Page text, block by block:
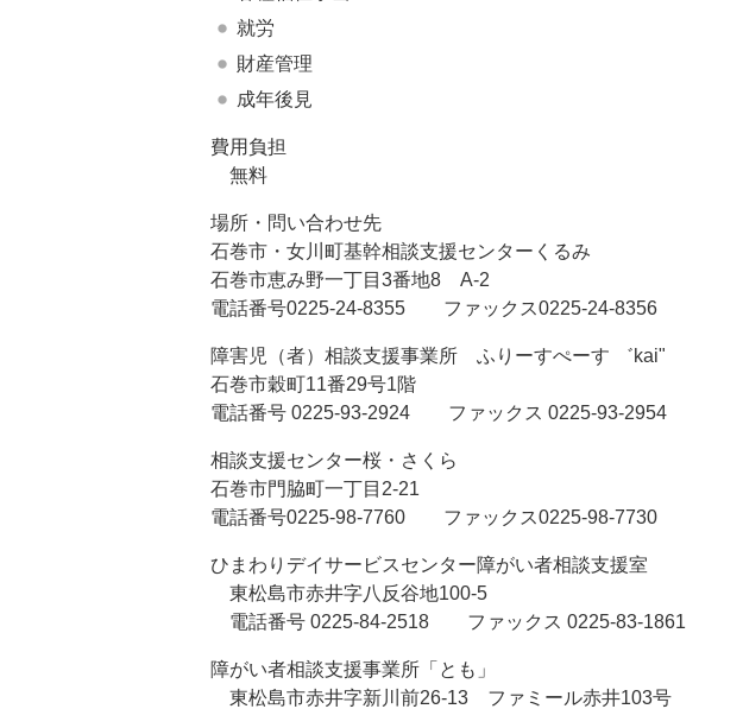
就労
財産管理
成年後見
費用負担
無料
場所・問い合わせ先
石巻市・女川町基幹相談支援センターくるみ
石巻市恵み野一丁目3番地8 A-2
電話番号0225-24-8355 ファックス0225-24-8356
障害児（者）相談支援事業所 ふりーすぺーす ゛kai"
石巻市穀町11番29号1階
電話番号 0225-93-2924 ファックス 0225-93-2954
相談支援センター桜・さくら
石巻市門脇町一丁目2-21
電話番号0225-98-7760 ファックス0225-98-7730
ひまわりデイサービスセンター障がい者相談支援室
東松島市赤井字八反谷地100-5
電話番号 0225-84-2518 ファックス 0225-83-1861
障がい者相談支援事業所「とも」
東松島市赤井字新川前26-13 ファミール赤井103号